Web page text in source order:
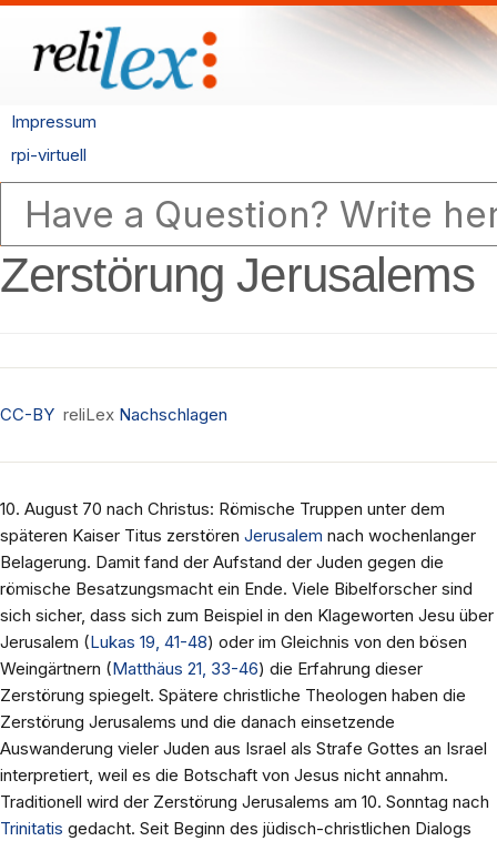
Impressum
rpi-virtuell
Zerstörung Jerusalems
CC-BY reliLex Nachschlagen
10. August 70 nach Christus: Römische Truppen unter dem
späteren Kaiser Titus zerstören Jerusalem nach wochenlanger
Belagerung. Damit fand der Aufstand der Juden gegen die
römische Besatzungsmacht ein Ende. Viele Bibelforscher sind
sich sicher, dass sich zum Beispiel in den Klageworten Jesu über
Jerusalem (Lukas 19, 41-48) oder im Gleichnis von den bösen
Weingärtnern (Matthäus 21, 33-46) die Erfahrung dieser
Zerstörung spiegelt. Spätere christliche Theologen haben die
Zerstörung Jerusalems und die danach einsetzende
Auswanderung vieler Juden aus Israel als Strafe Gottes an Israel
interpretiert, weil es die Botschaft von Jesus nicht annahm.
Traditionell wird der Zerstörung Jerusalems am 10. Sonntag nach
Trinitatis gedacht. Seit Beginn des jüdisch-christlichen Dialogs